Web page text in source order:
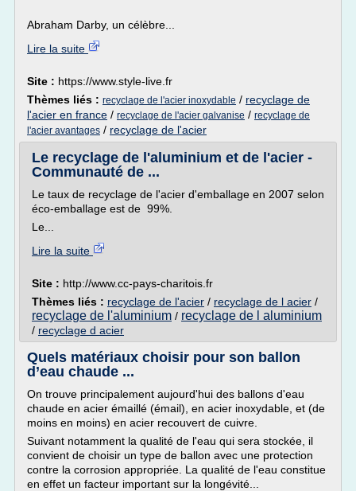
Abraham Darby, un célèbre...
Lire la suite
Site : https://www.style-live.fr
Thèmes liés : recyclage de l'acier inoxydable / recyclage de
l'acier en france / recyclage de l'acier galvanise / recyclage de
l'acier avantages / recyclage de l'acier
Le recyclage de l'aluminium et de l'acier -
Communauté de ...
Le taux de recyclage de l'acier d'emballage en 2007 selon
éco-emballage est de 99%.
Le...
Lire la suite
Site : http://www.cc-pays-charitois.fr
Thèmes liés : recyclage de l'acier / recyclage de l acier /
recyclage de l'aluminium / recyclage de l aluminium
/ recyclage d acier
Quels matériaux choisir pour son ballon
d’eau chaude ...
On trouve principalement aujourd'hui des ballons d'eau
chaude en acier émaillé (émail), en acier inoxydable, et (de
moins en moins) en acier recouvert de cuivre.
Suivant notamment la qualité de l'eau qui sera stockée, il
convient de choisir un type de ballon avec une protection
contre la corrosion appropriée. La qualité de l'eau constitue
en effet un facteur important sur la longévité...